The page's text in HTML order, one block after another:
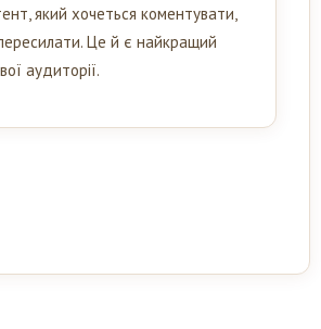
який хочеться коментувати,
Це й є найкращий
аудиторії.